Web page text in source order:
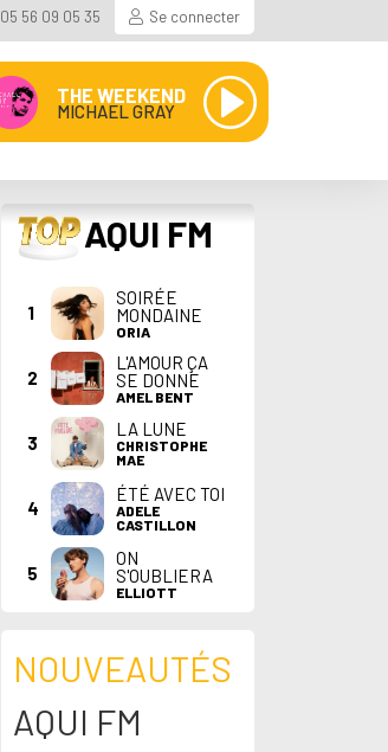
05 56 09 05 35 Se connecter
THE WEEKEND
MICHAEL GRAY
TOP AQUI FM
1
SOIRÉE
MONDAINE
ORIA
2
L'AMOUR ÇA
SE DONNE
AMEL BENT
3
LA LUNE
CHRISTOPHE
MAE
4
ÉTÉ AVEC TOI
ADELE
CASTILLON
5
ON
S'OUBLIERA
ELLIOTT
NOUVEAUTÉS
AQUI FM